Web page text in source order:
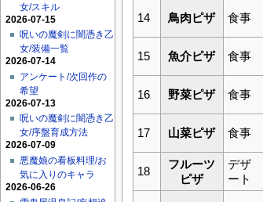
女/スキル
2026-07-15
呪いの魔剣に闇憑き乙
女/装備一覧
2026-07-14
アンケート/次回作の
希望
2026-07-13
呪いの魔剣に闇憑き乙
女/序盤育成方法
2026-07-09
悪魔娘の看板料理/お
気に入りのキャラ
2026-06-26
14 鳥肉ピザ 食事
15 魚介ピザ 食事
16 野菜ピザ 食事
17 山菜ピザ 食事
18
フルーツ
ピザ
デザ
ート